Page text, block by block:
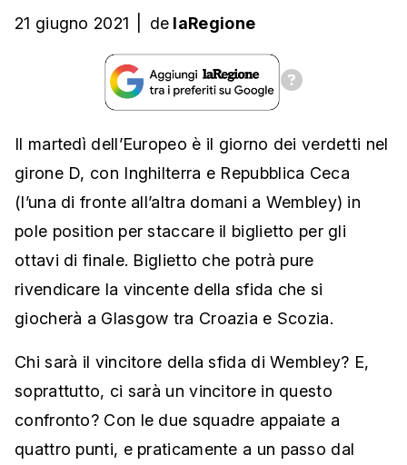
21 giugno 2021 de laRegione
Il martedì dell’Europeo è il giorno dei verdetti nel
girone D, con Inghilterra e Repubblica Ceca
(l’una di fronte all’altra domani a Wembley) in
pole position per staccare il biglietto per gli
ottavi di finale. Biglietto che potrà pure
rivendicare la vincente della sfida che si
giocherà a Glasgow tra Croazia e Scozia.
Chi sarà il vincitore della sfida di Wembley? E,
soprattutto, ci sarà un vincitore in questo
confronto? Con le due squadre appaiate a
quattro punti, e praticamente a un passo dal